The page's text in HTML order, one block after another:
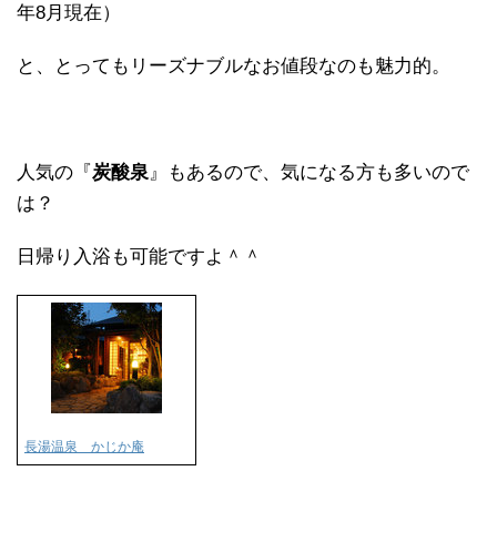
年8月現在）
と、とってもリーズナブルなお値段なのも魅力的。
人気の『炭酸泉』もあるので、気になる方も多いので
は？
日帰り入浴も可能ですよ＾＾
長湯温泉 かじか庵